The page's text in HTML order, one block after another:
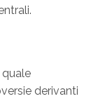
quale
derivanti